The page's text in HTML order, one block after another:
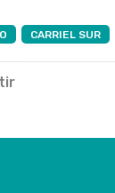
CARRIEL SUR